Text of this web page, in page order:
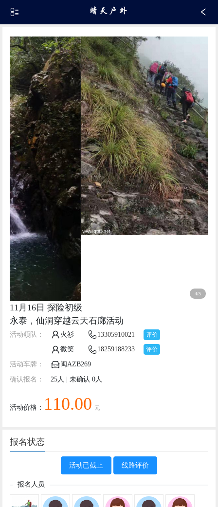
4/5
11月16日 探险初级
永泰，仙洞穿越云天石廊活动
活动领队：
微笑
活动车牌： 闽AZB269
确认报名： 25人 | 未确认 0人
110.00
报名状态
活动已截止